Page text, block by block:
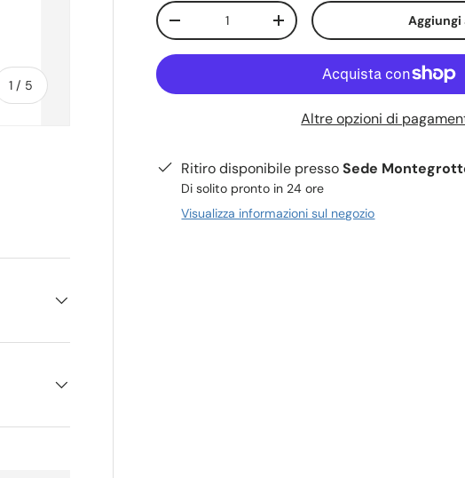
1 / di
5
5 nella visualizzazione galleria
Q.tà
-
+
Altre opzioni di
Ritiro disponibile pressoSede
Di solito pronto in 24 ore
Visualizza informazioni sul negozio